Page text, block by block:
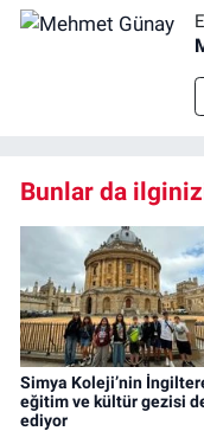
Bunlar da
Simya Koleji’nin
eğitim ve kültür gezisi
ediyor